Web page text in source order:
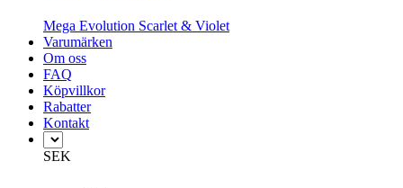
Mega Evolution Scarlet & Violet
Varumärken
Om oss
FAQ
Köpvillkor
Rabatter
Kontakt
SEK